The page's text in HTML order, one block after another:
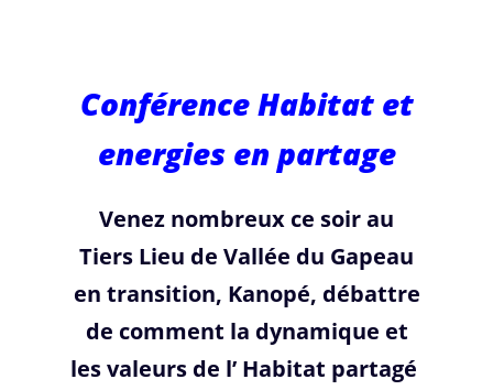
du gapeau en
Transition
Conférence Habitat et
energies en partage
Venez nombreux ce soir au
Tiers Lieu de Vallée du Gapeau
en transition, Kanopé, débattre
de comment la dynamique et
les valeurs de l’ Habitat partagé